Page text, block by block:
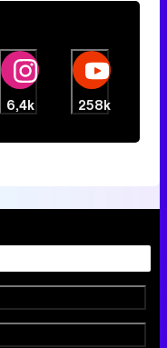
6,4k 258k